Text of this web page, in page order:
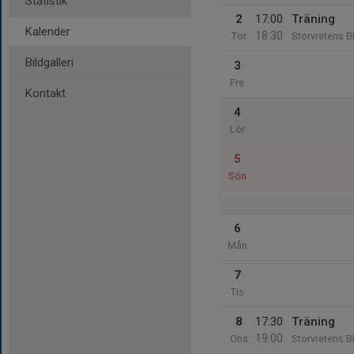
Kalender
Bildgalleri
Kontakt
2
Tor
17:00
18:30
Träning
Storvretens
3
Fre
4
Lör
5
Sön
6
Mån
7
Tis
8
Ons
17:30
19:00
Träning
Storvretens